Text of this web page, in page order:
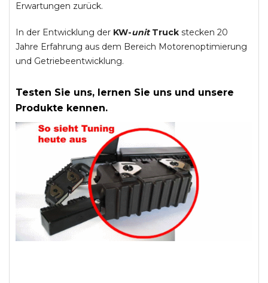
Erwartungen zurück.
In der Entwicklung der KW-unitTruck stecken 20
Jahre Erfahrung aus dem Bereich Motorenoptimierung
und Getriebeentwicklung.
Testen Sie uns, lernen Sie uns und unsere
Produkte kennen.